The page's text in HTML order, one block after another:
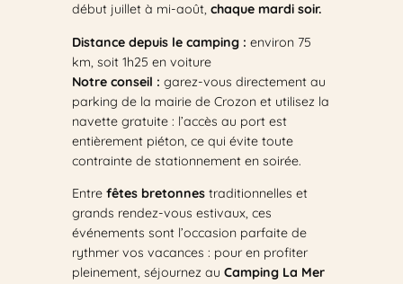
début juillet à mi-août, chaque mardi soir.
Distance depuis le camping : environ 75
km, soit 1h25 en voiture
Notre conseil : garez-vous directement au
parking de la mairie de Crozon et utilisez la
navette gratuite : l’accès au port est
entièrement piéton, ce qui évite toute
contrainte de stationnement en soirée.
Entre fêtes bretonnestraditionnelles et
grands rendez-vous estivaux, ces
événements sont l’occasion parfaite de
rythmer vos vacances : pour en profiter
pleinement, séjournez au Camping La Mer